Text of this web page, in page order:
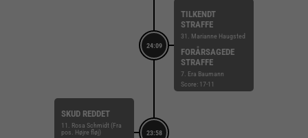
24:09
TILKENDT
STRAFFE
31. Marianne Haugsted
FORÅRSAGEDE
STRAFFE
7. Era Baumann
Score: 17-11
23:58
SKUD REDDET
11. Rosa Schmidt (Fra
pos. Højre fløj)